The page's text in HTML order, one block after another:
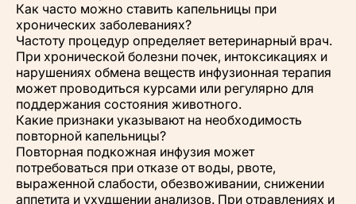
Как часто можно ставить капельницы при
хронических заболеваниях?
Частоту процедур определяет ветеринарный врач.
При хронической болезни почек, интоксикациях и
нарушениях обмена веществ инфузионная терапия
может проводиться курсами или регулярно для
поддержания состояния животного.
Какие признаки указывают на необходимость
повторной капельницы?
Повторная подкожная инфузия может
потребоваться при отказе от воды, рвоте,
выраженной слабости, обезвоживании, снижении
аппетита и ухудшении анализов. При отравлениях и